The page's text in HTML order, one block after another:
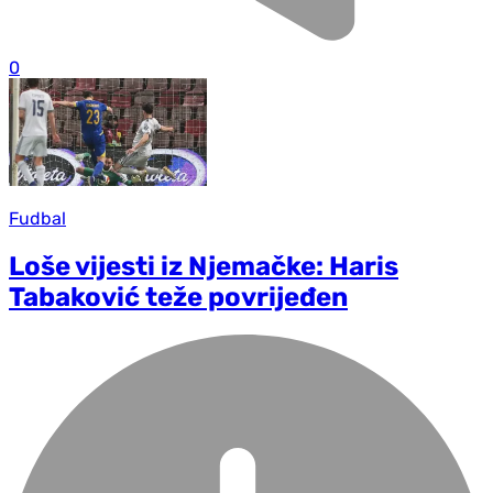
0
Fudbal
Loše vijesti iz Njemačke: Haris
Tabaković teže povrijeđen